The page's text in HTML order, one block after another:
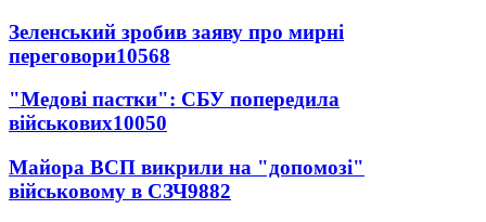
Зеленський зробив заяву про мирні
переговори10568
"Медові пастки": СБУ попередила
військових10050
Майора ВСП викрили на "допомозі"
військовому в СЗЧ9882